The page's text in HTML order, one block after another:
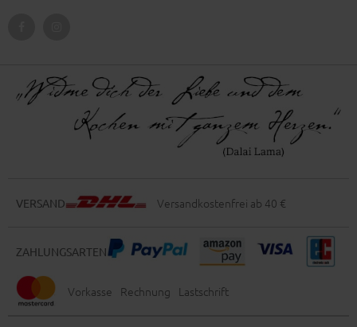
VERSAND Versandkostenfrei ab 40 €
ZAHLUNGSARTEN
Vorkasse Rechnung Lastschrift